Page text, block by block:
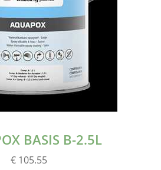
BASIS B-2.5L
€ 105.55